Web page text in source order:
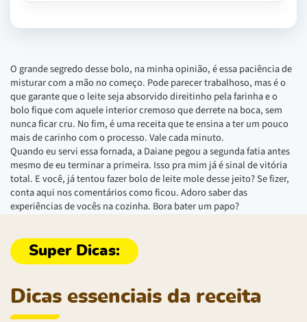
O grande segredo desse bolo, na minha opinião, é essa paciência de
misturar com a mão no começo. Pode parecer trabalhoso, mas é o
que garante que o leite seja absorvido direitinho pela farinha e o
bolo fique com aquele interior cremoso que derrete na boca, sem
nunca ficar cru. No fim, é uma receita que te ensina a ter um pouco
mais de carinho com o processo. Vale cada minuto.
Quando eu servi essa fornada, a Daiane pegou a segunda fatia antes
mesmo de eu terminar a primeira. Isso pra mim já é sinal de vitória
total. E você, já tentou fazer bolo de leite mole desse jeito? Se fizer,
conta aqui nos comentários como ficou. Adoro saber das
experiências de vocês na cozinha. Bora bater um papo?
Dicas essenciais da receita